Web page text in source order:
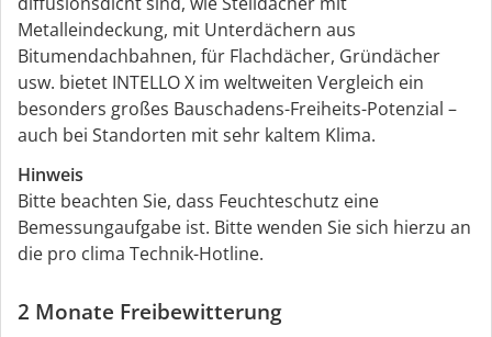
Metalleindeckung, mit Unterdächern aus
Bitumendachbahnen, für Flachdächer, Gründächer
usw. bietet INTELLO X im weltweiten Vergleich ein
besonders großes Bauschadens-Freiheits-Potenzial –
auch bei Standorten mit sehr kaltem Klima.
Hinweis
Bitte beachten Sie, dass Feuchteschutz eine
Bemessungaufgabe ist. Bitte wenden Sie sich hierzu an
die pro clima Technik-Hotline.
2 Monate Freibewitterung